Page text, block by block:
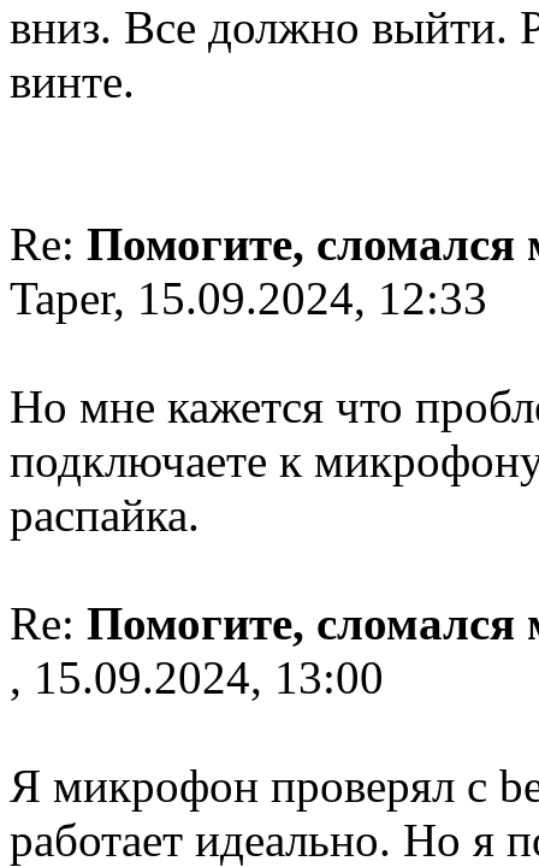
вниз. Все должно выйти.
винте.
Re: Помогите,
Taper, 15.09.2024, 12:33
Но мне кажется что
подключаете к
распайка.
Re: Помогите,
, 15.09.2024, 13:00
Я микрофон проверял с
работает идеально. Но я